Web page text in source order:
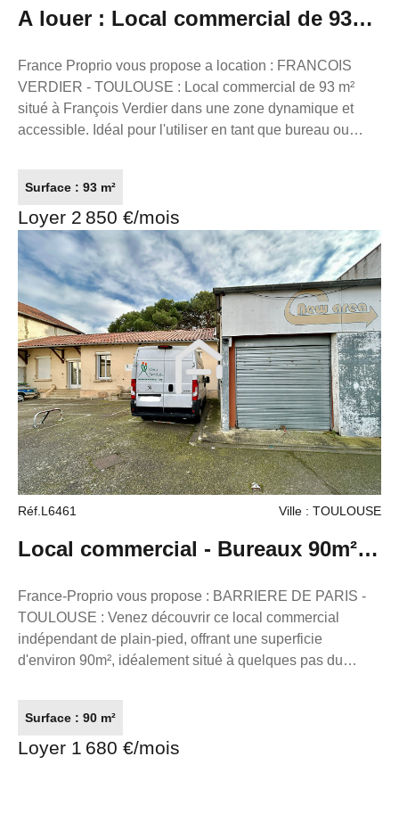
A louer : Local commercial de 93
m² à Toulouse
France Proprio vous propose a location : FRANCOIS
VERDIER - TOULOUSE : Local commercial de 93 m²
situé à François Verdier dans une zone dynamique et
accessible. Idéal pour l'utiliser en tant que bureau ou
de brassage déjà installée, ainsi qu'un WC avec lave-
mains. Local climatisé. Vitrine de 4m. Disponible de suite.
Loyer : 2 850.00€ CC dont 50€ de charges Dépôt de
garantie 3 mois soit : 8 400.00€ Honoraires charge
locataire : 26% du loyer annuel : 9 200.00€ Constituez
votre dossier sur www.gestionlocative.franceproprio.com
Référence annonce : L7148 FRANCE PROPRIO
05.61.62.62.23 Réseaux de conseillers Immobilier partout
en France. Transaction/ Location/ Gestion
Surface : 93 m²
Loyer 2 850 €/mois
Réf.L6461 Ville : TOULOUSE
Local commercial - Bureaux 90m²
avec parkings + Cave + Dépôt à
Toulouse
France-Proprio vous propose : BARRIERE DE PARIS -
TOULOUSE : Venez découvrir ce local commercial
indépendant de plain-pied, offrant une superficie
d'environ 90m², idéalement situé à quelques pas du
indépendants, parfait pour une activité professionnelle
nécessitant plusieurs espaces de travail privés. Le local
Surface : 90 m²
Loyer 1 680 €/mois